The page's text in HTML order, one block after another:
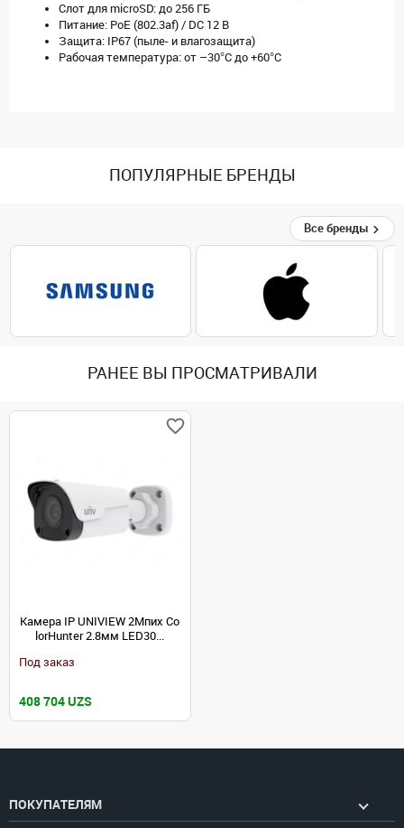
Слот для microSD: до 256 ГБ
Питание: PoE (802.3af) / DC 12 В
Защита: IP67 (пыле- и влагозащита)
Рабочая температура: от –30°C до +60°C
ПОПУЛЯРНЫЕ БРЕНДЫ
Все бренды
РАНЕЕ ВЫ ПРОСМАТРИВАЛИ
Камера IP UNIVIEW 2Мпих Co
lorHunter 2.8мм LED30...
Под заказ
408 704 UZS
ПОКУПАТЕЛЯМ